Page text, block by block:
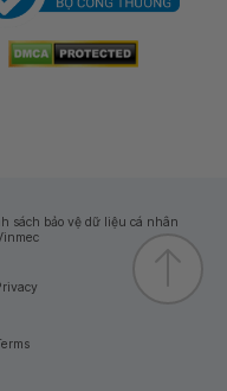
sách bảo vệ dữ liệu cá nhân